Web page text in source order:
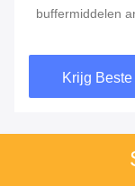
buffermiddelen
drie
het succes of
een experiment
Krijg